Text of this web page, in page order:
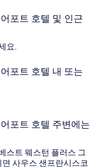
포트 호텔 및 인근
요.
포트 호텔 내 또는
포트 호텔 주변에는
스트 웨스턴 플러스 그
사우스 샌프란시스코